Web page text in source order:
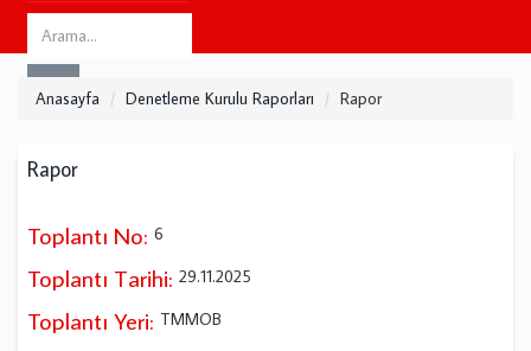
Search
this
Anasayfa Denetleme Kurulu Raporları Rapor
Rapor
Toplantı No: 6
Toplantı Tarihi: 29.11.2025
Toplantı Yeri: TMMOB